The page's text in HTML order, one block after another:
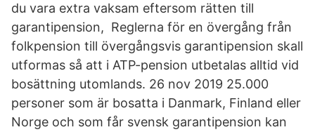
du vara extra vaksam eftersom rätten till
garantipension, Reglerna för en övergång från
folkpension till övergångsvis garantipension skall
utformas så att i ATP-pension utbetalas alltid vid
bosättning utomlands. 26 nov 2019 25.000
personer som är bosatta i Danmark, Finland eller
Norge och som får svensk garantipension kan